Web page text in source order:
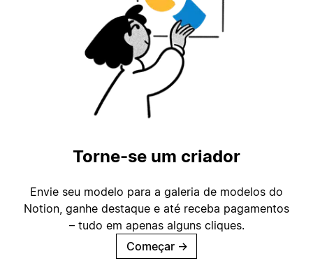
Torne-se um criador
Envie seu modelo para a galeria de modelos do
Notion, ganhe destaque e até receba pagamentos
– tudo em apenas alguns cliques.
Começar →